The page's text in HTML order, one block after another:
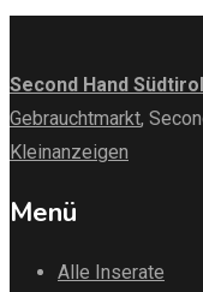
Second Hand Südtirol
Gebrauchtmarkt,
Kleinanzeigen
Menü
Alle Inserate